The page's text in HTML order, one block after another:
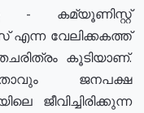
- കമ്യൂണിസ്റ്റ്
എന്ന വേലിക്കകത്ത്
കൂടിയാണ്.
ജനപക്ഷ
ജീവിച്ചിരിക്കുന്ന